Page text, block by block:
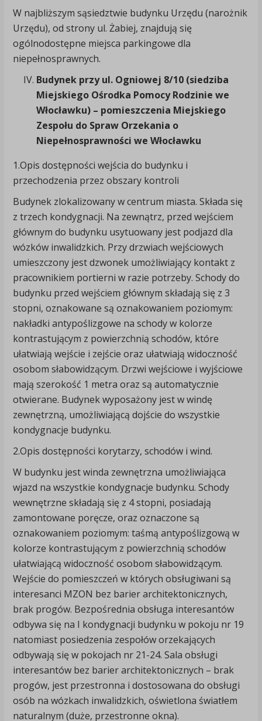
W najbliższym sąsiedztwie budynku Urzędu (narożnik
Urzędu), od strony ul. Żabiej, znajdują się
ogólnodostępne miejsca parkingowe dla
niepełnosprawnych.
Budynek przy ul. Ogniowej 8/10 (siedziba
Miejskiego Ośrodka Pomocy Rodzinie we
Włocławku) – pomieszczenia Miejskiego
Zespołu do Spraw Orzekania o
Niepełnosprawności we Włocławku
1.Opis dostępności wejścia do budynku i
przechodzenia przez obszary kontroli
Budynek zlokalizowany w centrum miasta. Składa się
z trzech kondygnacji. Na zewnątrz, przed wejściem
głównym do budynku usytuowany jest podjazd dla
wózków inwalidzkich. Przy drzwiach wejściowych
umieszczony jest dzwonek umożliwiający kontakt z
pracownikiem portierni w razie potrzeby. Schody do
budynku przed wejściem głównym składają się z 3
stopni, oznakowane są oznakowaniem poziomym:
nakładki antypoślizgowe na schody w kolorze
kontrastującym z powierzchnią schodów, które
ułatwiają wejście i zejście oraz ułatwiają widoczność
osobom słabowidzącym. Drzwi wejściowe i wyjściowe
mają szerokość 1 metra oraz są automatycznie
otwierane. Budynek wyposażony jest w windę
zewnętrzną, umożliwiającą dojście do wszystkie
kondygnacje budynku.
2.Opis dostępności korytarzy, schodów i wind.
W budynku jest winda zewnętrzna umożliwiająca
wjazd na wszystkie kondygnacje budynku. Schody
wewnętrzne składają się z 4 stopni, posiadają
zamontowane poręcze, oraz oznaczone są
oznakowaniem poziomym: taśmą antypoślizgową w
kolorze kontrastującym z powierzchnią schodów
ułatwiającą widoczność osobom słabowidzącym.
Wejście do pomieszczeń w których obsługiwani są
interesanci MZON bez barier architektonicznych,
brak progów. Bezpośrednia obsługa interesantów
odbywa się na I kondygnacji budynku w pokoju nr 19
natomiast posiedzenia zespołów orzekających
odbywają się w pokojach nr 21-24. Sala obsługi
interesantów bez barier architektonicznych – brak
progów, jest przestronna i dostosowana do obsługi
osób na wózkach inwalidzkich, oświetlona światłem
naturalnym (duże, przestronne okna).